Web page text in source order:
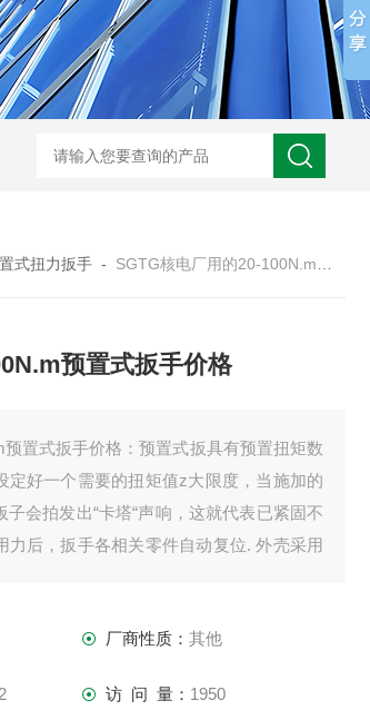
式扭力扳手 - SGTG核电厂用的20-100N.m预置式扳手价格
预置式扳手价格
置式扳手价格：预置式扳具有预置扭矩数
定好一个需要的扭矩值z大限度，当施加的
会拍发出“卡塔“声响，这就代表已紧固不
力后，扳手各相关零件自动复位. 外壳采用
厂商性质： 其他
访 问 量： 1950